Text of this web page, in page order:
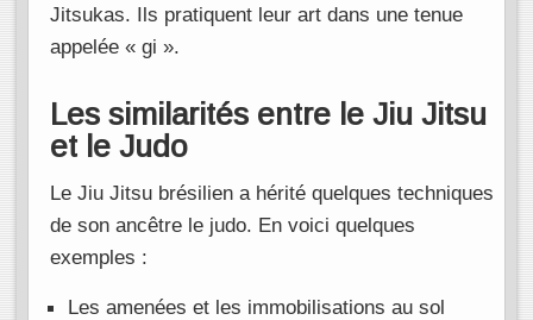
Jitsukas. Ils pratiquent leur art dans une tenue
appelée « gi ».
Les similarités entre le Jiu Jitsu
et le Judo
Le Jiu Jitsu brésilien a hérité quelques techniques
de son ancêtre le judo. En voici quelques
exemples :
Les amenées et les immobilisations au sol